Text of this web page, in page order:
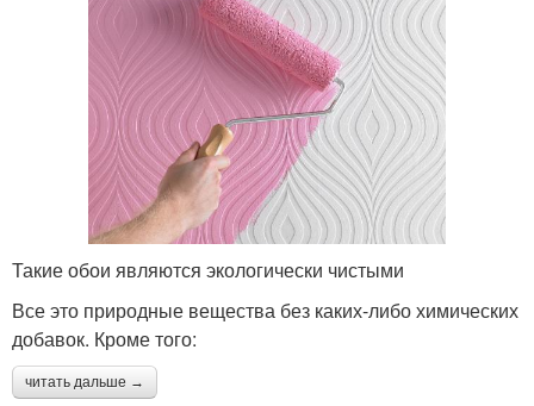
Такие обои являются экологически чистыми
Все это природные вещества без каких-либо химических
добавок. Кроме того:
читать дальше →